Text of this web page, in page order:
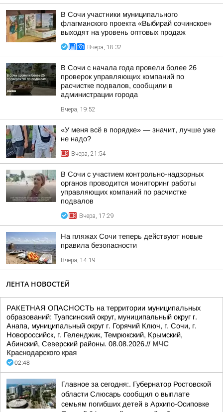
В Сочи участники муниципального
флагманского проекта «Выбирай сочинское»
выходят на уровень оптовых продаж
Вчера, 18:32
В Сочи с начала года провели более 26
проверок управляющих компаний по
расчистке подвалов, сообщили в
администрации города
Вчера, 19:52
«У меня всё в порядке» — значит, лучше уже
не надо?
Вчера, 21:54
В Сочи с участием контрольно-надзорных
органов проводится мониторинг работы
управляющих компаний по расчистке
подвалов
Вчера, 17:29
На пляжах Сочи теперь действуют новые
правила безопасности
Вчера, 14:19
ЛЕНТА НОВОСТЕЙ
РАКЕТНАЯ ОПАСНОСТЬ на территории муниципальных
образований: Туапсинский округ, муниципальный округ г.
Анапа, муниципальный округ г. Горячий Ключ, г. Сочи, г.
Новороссийск, г. Геленджик, Темрюкский, Крымский,
Абинский, Северский районы. 08.08.2026.// МЧС
Краснодарского края
02:48
Главное за сегодня:. Губернатор Ростовской
области Слюсарь сообщил о выплате
семьям погибших детей в Архипо-Осиповке